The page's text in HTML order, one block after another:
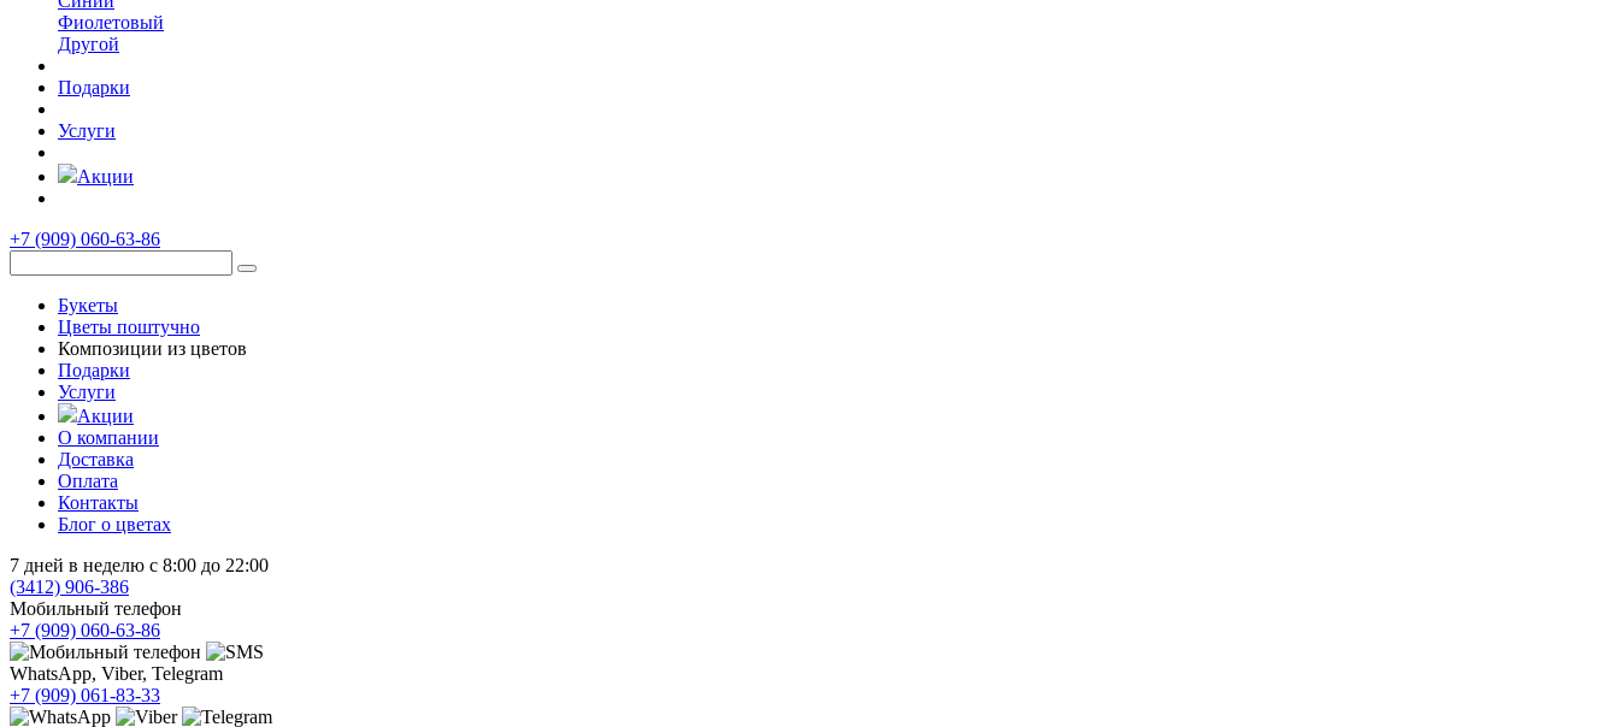
Фиолетовый
Другой
Подарки
Услуги
Акции
+7 (909) 060-63-86
Букеты
Цветы поштучно
Композиции из цветов
Подарки
Услуги
Акции
О компании
Доставка
Оплата
Контакты
Блог о цветах
7 дней в неделю с 8:00 до 22:00
(3412) 906-386
Мобильный телефон
+7 (909) 060-63-86
WhatsApp, Viber, Telegram
+7 (909) 061-83-33